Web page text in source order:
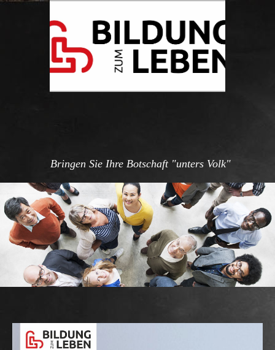
Bringen Sie Ihre Botschaft "unters Volk"